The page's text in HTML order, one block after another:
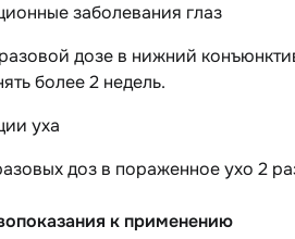
заболевания глаз
дозе в нижний
более 2 недель.
уха
доз в пораженное ухо 2
к применению